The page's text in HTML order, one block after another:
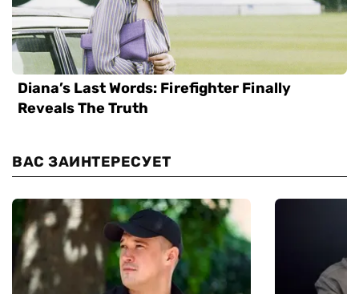
ВАС ЗАИНТЕРЕСУЕТ